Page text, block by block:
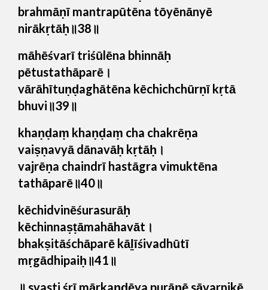
brahmāṇī mantrapūtēna tōyēnānyē
nirākṛtāḥ॥38॥
māhēśvarī triśūlēna bhinnāḥ
pētustathāparē।
vārāhītuṇḍaghātēna kēchichchūrṇī kṛtā
bhuvi॥39॥
khaṇḍaṃ khaṇḍaṃ cha chakrēṇa
vaiṣṇavyā dānavāḥ kṛtāḥ।
vajrēṇa chaindrī hastāgra vimuktēna
tathāparē॥40॥
kēchidvinēśurasurāḥ
kēchinnaṣṭāmahāhavāt।
bhakṣitāśchāparē kāḻīśivadhūtī
mṛgādhipaiḥ॥41॥
॥ svasti śrī mārkaṇḍēya purāṇē sāvarnikē